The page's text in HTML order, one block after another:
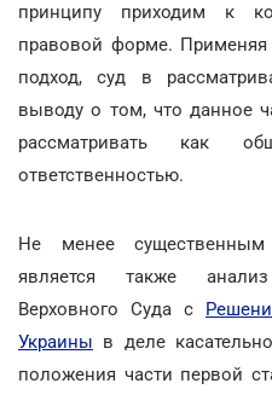
принципу приходим к
правовой форме. Применяя
подход, суд в
выводу о том, что данное
рассматривать как
ответственностью.
Не менее
является также
Верховного Суда с
Украины в деле
положения части первой